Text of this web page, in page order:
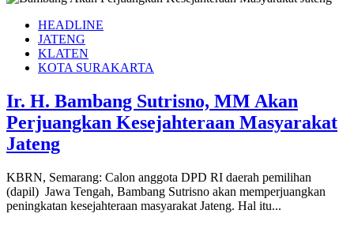
HEADLINE
JATENG
KLATEN
KOTA SURAKARTA
Ir. H. Bambang Sutrisno, MM Akan
Perjuangkan Kesejahteraan Masyarakat
Jateng
KBRN, Semarang: Calon anggota DPD RI daerah pemilihan
(dapil) Jawa Tengah, Bambang Sutrisno akan memperjuangkan
peningkatan kesejahteraan masyarakat Jateng. Hal itu...